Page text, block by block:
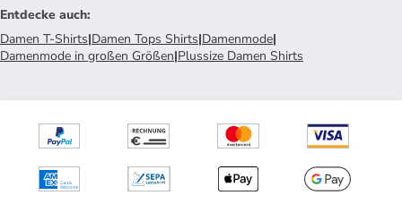
Entdecke auch:
Damen T-Shirts|Damen Tops Shirts|Damenmode|
Damenmode in großen Größen|Plussize Damen Shirts